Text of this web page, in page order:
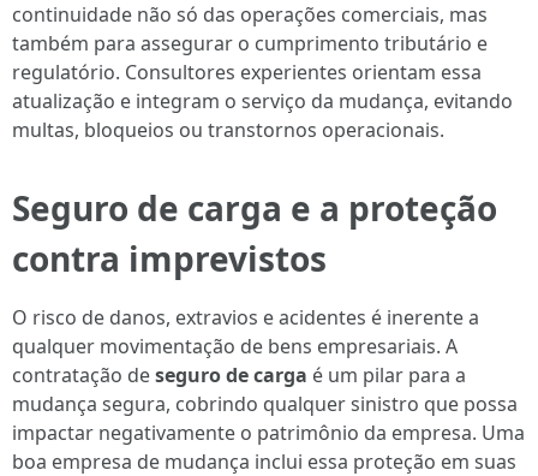
continuidade não só das operações comerciais, mas
também para assegurar o cumprimento tributário e
regulatório. Consultores experientes orientam essa
atualização e integram o serviço da mudança, evitando
multas, bloqueios ou transtornos operacionais.
Seguro de carga e a proteção
contra imprevistos
O risco de danos, extravios e acidentes é inerente a
qualquer movimentação de bens empresariais. A
contratação deseguro de carga é um pilar para a
mudança segura, cobrindo qualquer sinistro que possa
impactar negativamente o patrimônio da empresa. Uma
boa empresa de mudança inclui essa proteção em suas